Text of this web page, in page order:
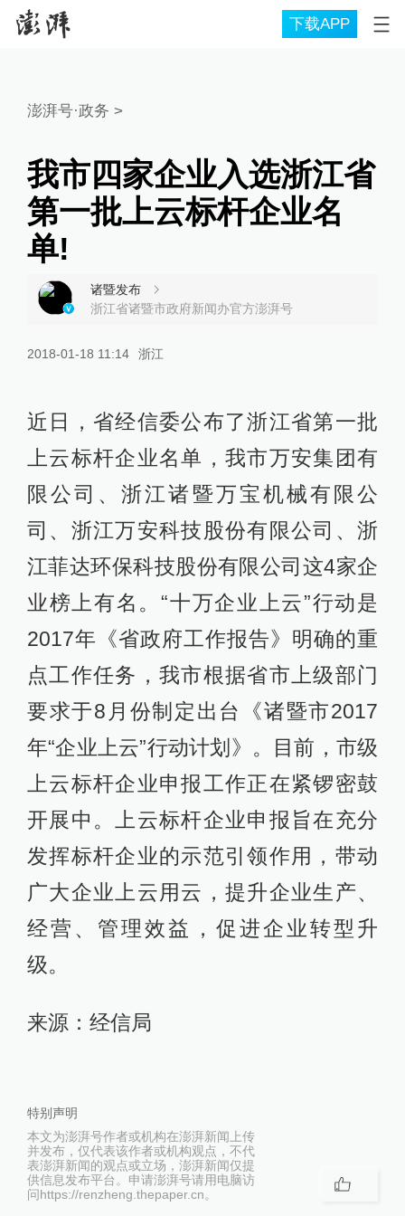
下载APP
澎湃号·政务 >
我市四家企业入选浙江省
第一批上云标杆企业名
单!
诸暨发布
浙江省诸暨市政府新闻办官方澎湃号
2018-01-18 11:14 浙江
近日，省经信委公布了浙江省第一批
上云标杆企业名单，我市万安集团有
限公司、浙江诸暨万宝机械有限公
司、浙江万安科技股份有限公司、浙
江菲达环保科技股份有限公司这4家企
业榜上有名。“十万企业上云”行动是
2017年《省政府工作报告》明确的重
点工作任务，我市根据省市上级部门
要求于8月份制定出台《诸暨市2017
年“企业上云”行动计划》。目前，市级
上云标杆企业申报工作正在紧锣密鼓
开展中。上云标杆企业申报旨在充分
发挥标杆企业的示范引领作用，带动
广大企业上云用云，提升企业生产、
经营、管理效益，促进企业转型升
级。
来源：经信局
特别声明
本文为澎湃号作者或机构在澎湃新闻上传
并发布，仅代表该作者或机构观点，不代
表澎湃新闻的观点或立场，澎湃新闻仅提
供信息发布平台。申请澎湃号请用电脑访
问https://renzheng.thepaper.cn。